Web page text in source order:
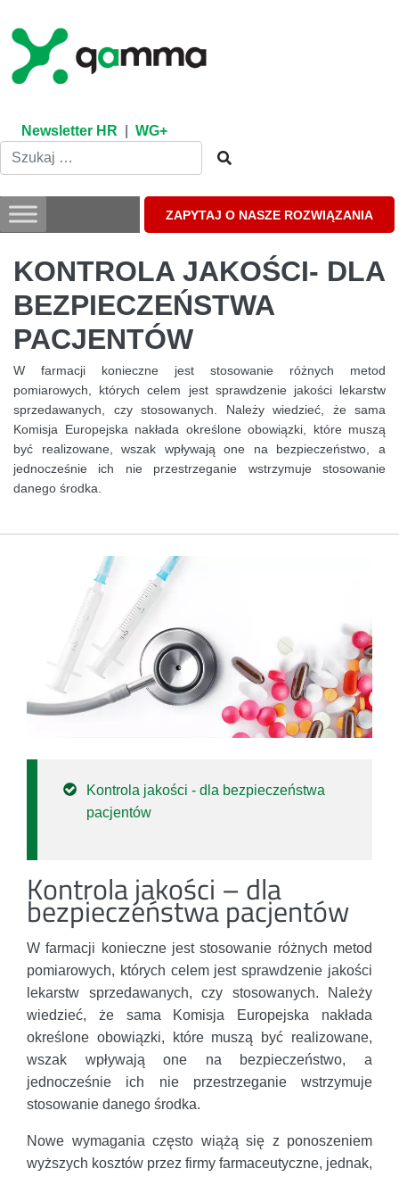
content
Newsletter HR WG+
ZAPYTAJ O NASZE ROZWIĄZANIA
KONTROLA JAKOŚCI- DLA
BEZPIECZEŃSTWA
PACJENTÓW
W farmacji konieczne jest stosowanie różnych metod
pomiarowych, których celem jest sprawdzenie jakości lekarstw
sprzedawanych, czy stosowanych. Należy wiedzieć, że sama
Komisja Europejska nakłada określone obowiązki, które muszą
być realizowane, wszak wpływają one na bezpieczeństwo, a
jednocześnie ich nie przestrzeganie wstrzymuje stosowanie
danego środka.
Kontrola jakości - dla bezpieczeństwa
pacjentów
Kontrola jakości – dla
bezpieczeństwa pacjentów
W farmacji konieczne jest stosowanie różnych metod
pomiarowych, których celem jest sprawdzenie jakości
lekarstw sprzedawanych, czy stosowanych. Należy
wiedzieć, że sama Komisja Europejska nakłada
określone obowiązki, które muszą być realizowane,
wszak wpływają one na bezpieczeństwo, a
jednocześnie ich nie przestrzeganie wstrzymuje
stosowanie danego środka.
Nowe wymagania często wiążą się z ponoszeniem
wyższych kosztów przez firmy farmaceutyczne, jednak,